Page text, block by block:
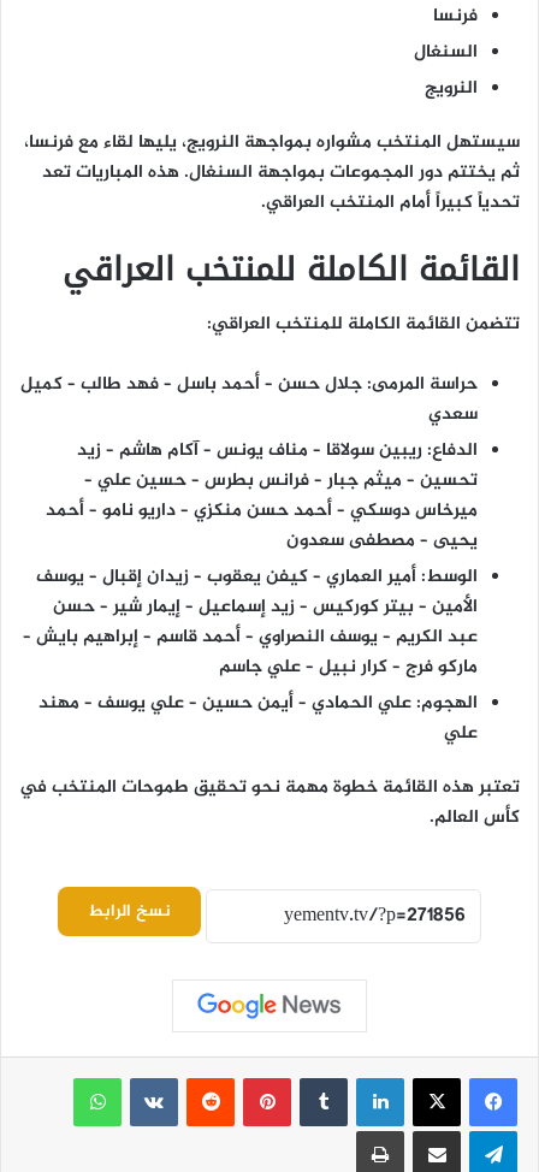
فرنسا
السنغال
النرويج
سيستهل المنتخب مشواره بمواجهة النرويج، يليها لقاء مع فرنسا،
ثم يختتم دور المجموعات بمواجهة السنغال. هذه المباريات تعد
تحدياً كبيراً أمام المنتخب العراقي.
القائمة الكاملة للمنتخب العراقي
تتضمن القائمة الكاملة للمنتخب العراقي:
حراسة المرمى: جلال حسن – أحمد باسل – فهد طالب – كميل
سعدي
الدفاع: ريبين سولاقا – مناف يونس – آكام هاشم – زيد
تحسين – ميثم جبار – فرانس بطرس – حسين علي –
ميرخاس دوسكي – أحمد حسن منكزي – داريو نامو – أحمد
يحيى – مصطفى سعدون
الوسط: أمير العماري – كيفن يعقوب – زيدان إقبال – يوسف
الأمين – بيتر كوركيس – زيد إسماعيل – إيمار شير – حسن
عبد الكريم – يوسف النصراوي – أحمد قاسم – إبراهيم بايش –
ماركو فرج – كرار نبيل – علي جاسم
الهجوم: علي الحمادي – أيمن حسين – علي يوسف – مهند
علي
تعتبر هذه القائمة خطوة مهمة نحو تحقيق طموحات المنتخب في
كأس العالم.
نسخ الرابط
لينكدإن بينتيريست
واتساب
تيلقرام مشاركة عبر البريد طباعة